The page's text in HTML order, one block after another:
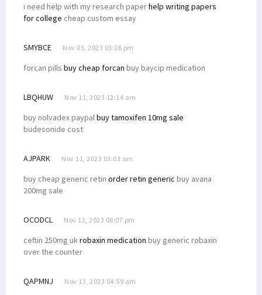
i need help with my research paperhelp writing papers
for college cheap custom essay
SMYBCE Nov 05, 2023 03:26 pm
forcan pills buy cheap forcan buy baycip medication
LBQHUW Nov 11, 2023 12:14 am
buy nolvadex paypalbuy tamoxifen 10mg sale
budesonide cost
AJPARK Nov 11, 2023 03:03 am
buy cheap generic retin order retin generic buy avana
200mg sale
OCODCL Nov 12, 2023 08:07 pm
ceftin 250mg ukrobaxin medication buy generic robaxin
over the counter
QAPMNJ Nov 13, 2023 04:59 am